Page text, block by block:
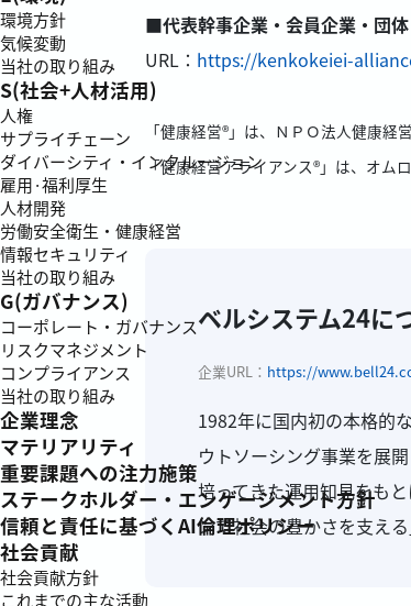
環境方針
気候変動
当社の取り組み
S(社会+人材活用)
人権
サプライチェーン
ダイバーシティ・インクルージョン
雇用·福利厚生
人材開発
労働安全衛生・健康経営
情報セキュリティ
当社の取り組み
G(ガバナンス)
コーポレート・ガバナンス
リスクマネジメント
コンプライアンス
当社の取り組み
企業理念
マテリアリティ
重要課題への注力施策
ステークホルダー・エンゲージメント方針
信頼と責任に基づくAI倫理ポリシー
社会貢献
社会貢献方針
これまでの主な活動
■代表幹事企業・会員企業・団体
URL： https://kenkokeiei-
「健康経営®」は、ＮＰＯ法人健康経
「健康経営アライアンス®」は、オム
ベルシステム24に
企業URL： https://
1982年に国内初の本格的
ウトソーシング事業を展
培ってきた運用知見をも
ンで社会の豊かさを支える